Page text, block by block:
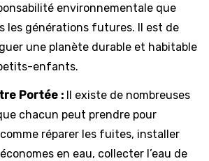
environnementale que
les générations futures. Il est de
une planète durable et habitable
enfants.
Portée : Il existe de nombreuses
chacun peut prendre pour
comme réparer les fuites, installer
en eau, collecter l’eau de